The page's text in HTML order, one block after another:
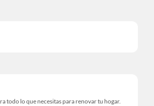
todo lo que necesitas para renovar tu hogar.